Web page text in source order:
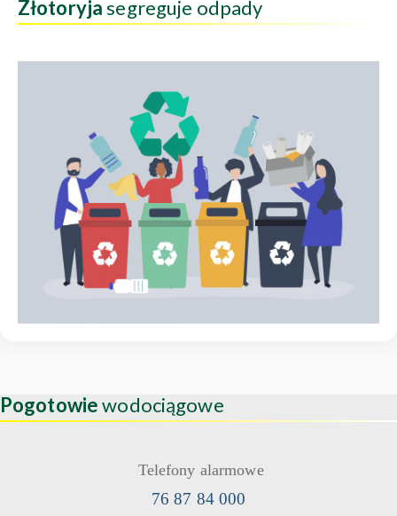
Złotoryjasegreguje odpady
Pogotowiewodociągowe
Telefony alarmowe
76 87 84 000